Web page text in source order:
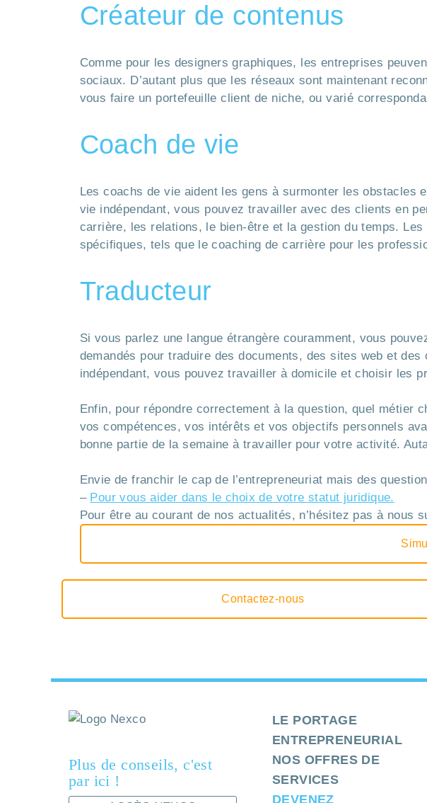
Créateur de contenus
Comme pour les designers graphiques, les entreprises
sociaux. D’autant plus que les réseaux sont maintenant
vous faire un portefeuille client de niche, ou varié
Coach de vie
Les coachs de vie aident les gens à surmonter les
vie indépendant, vous pouvez travailler avec des clients en
carrière, les relations, le bien-être et la gestion du temps.
spécifiques, tels que le coaching de carrière pour les
Traducteur
Si vous parlez une langue étrangère couramment, vous
demandés pour traduire des documents, des sites web et
indépendant, vous pouvez travailler à domicile et choisir les
Enfin, pour répondre correctement à la question, quel métier
vos compétences, vos intérêts et vos objectifs personnels
bonne partie de la semaine à travailler pour votre activité.
Envie de franchir le cap de l’entrepreneuriat mais des
– Pour vous aider dans le choix de votre statut juridique.
Pour être au courant de nos actualités, n’hésitez pas à nous
Contactez-nous
Plus de conseils, c'est
par ici !
LE PORTAGE
ENTREPRENEURIAL
NOS OFFRES DE
SERVICES
DEVENEZ